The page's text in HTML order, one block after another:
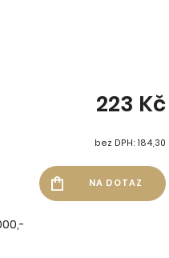
223 Kč
bez DPH: 184,30